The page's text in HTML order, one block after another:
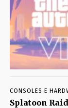
CONSOLES E
Splatoon